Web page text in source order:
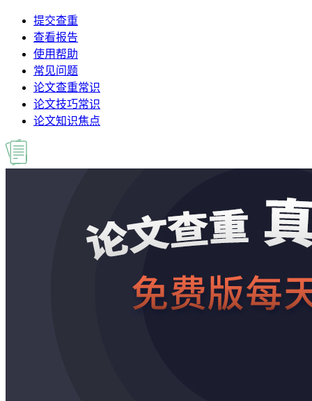
提交查重
查看报告
使用帮助
常见问题
论文查重常识
论文技巧常识
论文知识焦点